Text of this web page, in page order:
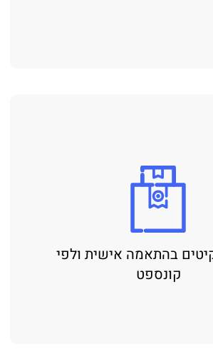
בהתאמה אישית ולפי
קונספט